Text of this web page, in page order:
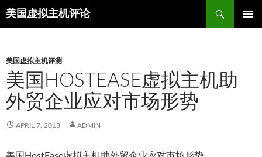
美国虚拟主机评论
Search
美国虚拟主机评测
美国HOSTEASE虚拟主机助
外贸企业应对市场形势
APRIL 7, 2013 ADMIN